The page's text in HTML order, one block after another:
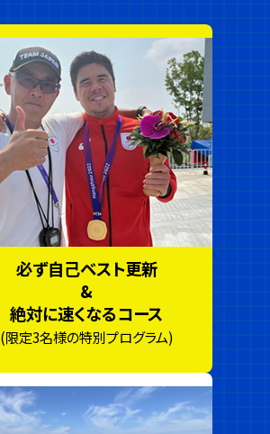
必ず自己ベスト更新
&
絶対に速くなるコース
(限定3名様の特別プログラム)